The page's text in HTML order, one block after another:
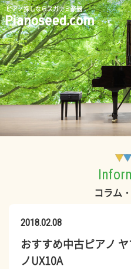
ピアノ探しならスガナミ楽器
コラム
2018.02.08
おすすめ中古ピアノ
ノUX10A